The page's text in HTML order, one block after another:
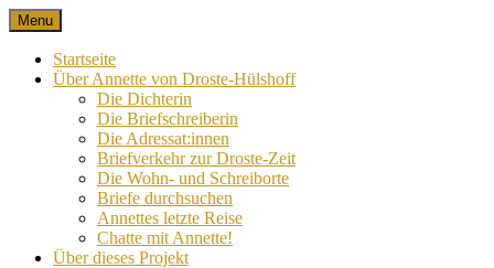
Skip
to
content
Nach 100 Jahren
Annette von Droste-Hülshoff in Briefen
Menu
Startseite
Über Annette von Droste-Hülshoff
Die Dichterin
Die Briefschreiberin
Die Adressat:innen
Briefverkehr zur Droste-Zeit
Die Wohn- und Schreiborte
Briefe durchsuchen
Annettes letzte Reise
Chatte mit Annette!
Über dieses Projekt